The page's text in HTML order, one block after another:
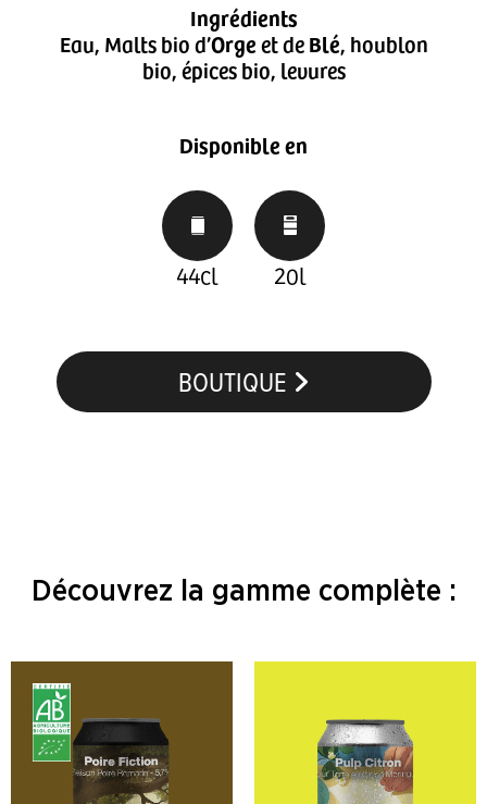
Ingrédients
Eau, Malts bio d’Orgeet deBlé, houblon
bio, épices bio, levures
Disponible en
44cl 20l
BOUTIQUE
Découvrez la gamme complète :